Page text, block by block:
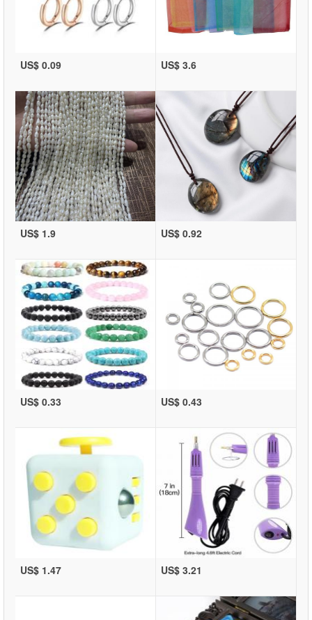
US$ 0.09 US$ 3.6
US$ 1.9 US$ 0.92
US$ 0.33 US$ 0.43
US$ 1.47 US$ 3.21